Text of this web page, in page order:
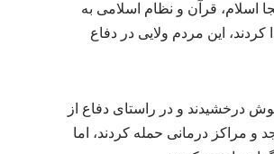
اسلام، قرآن و نظام اسلامی به
این مردم ولایی در دفاع
درخشیدند و در راستای دفاع از
و مراکز درمانی حمله کردند، اما